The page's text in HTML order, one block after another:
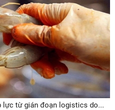
lực từ gián đoạn logistics do...